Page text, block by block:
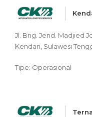
Jl. Brig. Jend. Madjied
Kendari, Sulawesi
Tipe: Operasional